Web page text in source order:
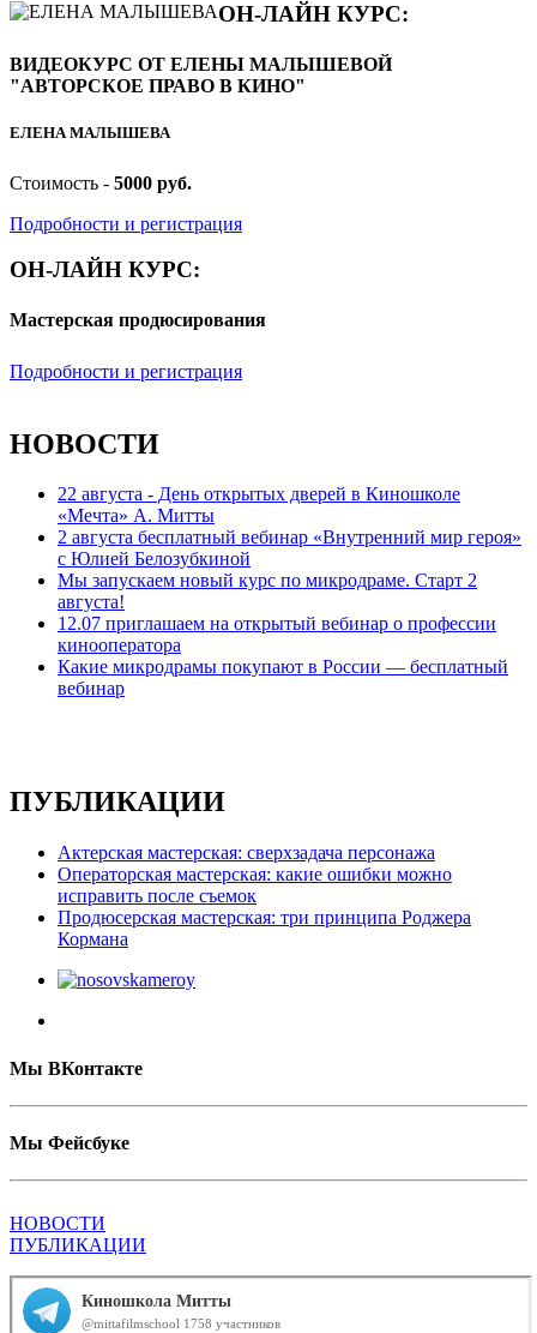
ОН-ЛАЙН КУРС:
ВИДЕОКУРС ОТ ЕЛЕНЫ МАЛЫШЕВОЙ
"АВТОРСКОЕ ПРАВО В КИНО"
ЕЛЕНА МАЛЫШЕВА
Стоимость - 5000 руб.
Подробности и регистрация
ОН-ЛАЙН КУРС:
Мастерская продюсирования
Подробности и регистрация
НОВОСТИ
22 августа - День открытых дверей в Киношколе
«Мечта» А. Митты
2 августа бесплатный вебинар «Внутренний мир героя»
с Юлией Белозубкиной
Мы запускаем новый курс по микродраме. Старт 2
августа!
12.07 приглашаем на открытый вебинар о профессии
кинооператора
Какие микродрамы покупают в России — бесплатный
вебинар
ПУБЛИКАЦИИ
Актерская мастерская: сверхзадача персонажа
Операторская мастерская: какие ошибки можно
исправить после съемок
Продюсерская мастерская: три принципа Роджера
Кормана
Мы ВКонтакте
Мы Фейсбуке
НОВОСТИ
ПУБЛИКАЦИИ